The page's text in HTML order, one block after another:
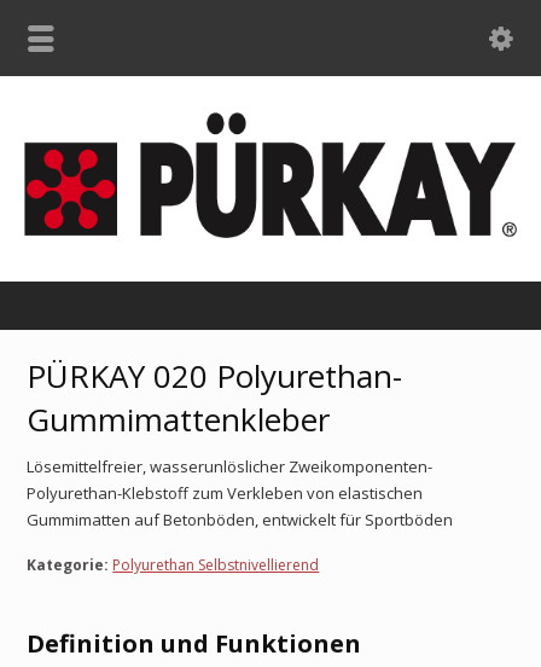
PÜRKAY 020 Polyurethan-
Gummimattenkleber
Lösemittelfreier, wasserunlöslicher Zweikomponenten-
Polyurethan-Klebstoff zum Verkleben von elastischen
Gummimatten auf Betonböden, entwickelt für Sportböden
Kategorie: Polyurethan Selbstnivellierend
Definition und Funktionen